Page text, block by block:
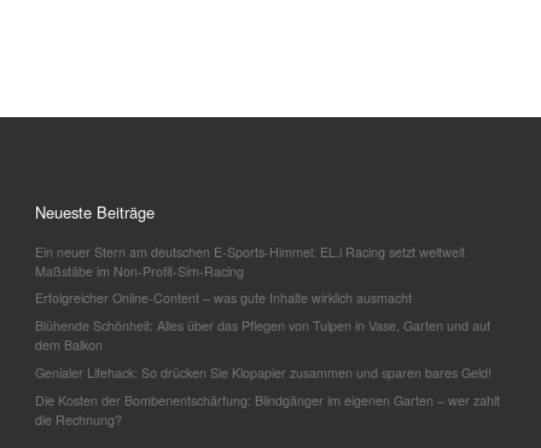
Neueste Beiträge
Ein neuer Stern am deutschen E-Sports-Himmel: EL.i Racing setzt weltweit
Maßstäbe im Non-Profit-Sim-Racing
Erfolgreicher Online-Content – was gute Inhalte wirklich ausmacht
Blühende Schönheit: Alles über das Pflegen von Tulpen in Vase, Garten und auf
dem Balkon
Genialer Lifehack: So drücken Sie Klopapier zusammen und sparen bares Geld!
Die Kosten der Bombenentschärfung: Blindgänger im eigenen Garten – wer zahlt
die Rechnung?